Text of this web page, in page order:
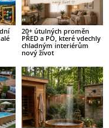
20+ útulných proměn
PŘED a PO, které vdechly
chladným interiérům
nový život